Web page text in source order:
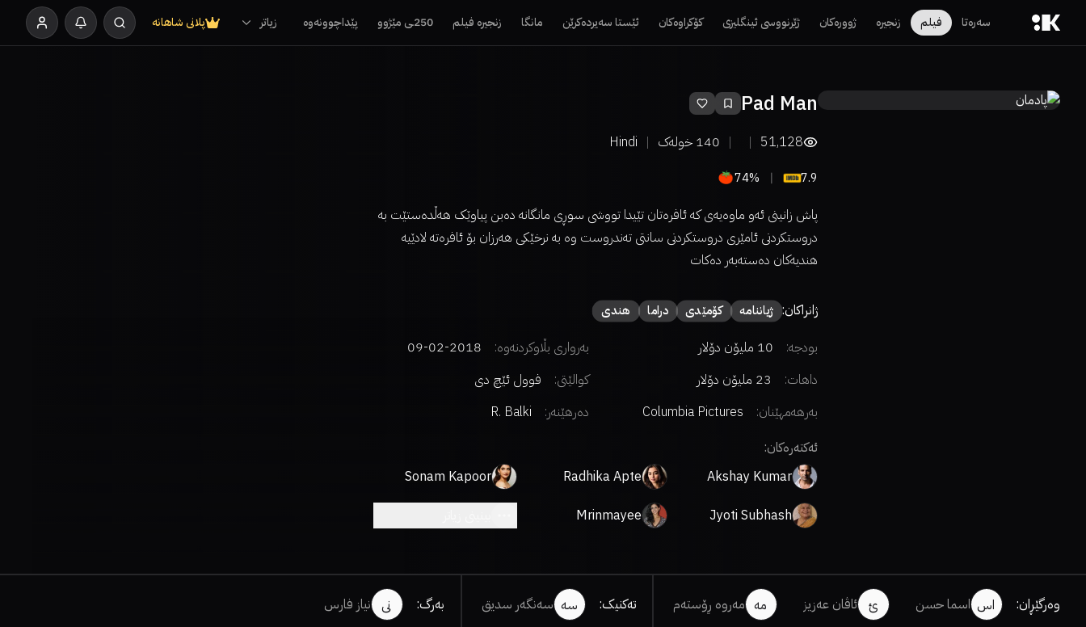
سەرەتا فیلم زنجیرە ژوورەکان ژێرنووسی ئینگلیزی کۆکراوەکان ئێستا سەیردەکرێن مانگا زنجیرە فیلم 250ـی مێژوو پێداچوونەوە زیاتر پلانی شاهانە
Pad Man
51,128
140 خولەک Hindi
7.9
74%
پاش زانینی ئەو ماوەیەی کە ئافرەتان تێیدا تووشی سوڕی مانگانە دەبن پیاوێک هەڵدەستێت بە
دروستکردنی ئامێری دروستکردنی سانتی تەندروست وە بە نرخێکی هەرزان بۆ ئافرەتە لادێیە
هندیەکان دەستەبەر دەکات
ژانراکان: ژیاننامە كۆمێدی دراما هندی
بودجە: 10 ملیۆن دۆلار بەرواری بڵاوکردنەوە:
2018-02-09
داهات:
23 ملیۆن دۆلار کوالێتی:
فوول ئێچ دی
بەرهەمهێنان:
Columbia Pictures دەرهێنەر:
R. Balki
ئەکتەرەکان:
Akshay Kumar
Radhika Apte
Sonam Kapoor
Jyoti Subhash
Mrinmayee
وەرگێڕان: اس اسما حسن ئ ئاڤان عەزیز مە مەروە ڕۆستەم تەکنیک: سە سەنگەر سدیق بەرگ: نی نیاز فارس